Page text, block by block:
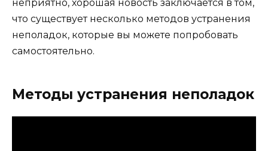
неприятно, хорошая новость заключается в том,
что существует несколько методов устранения
неполадок, которые вы можете попробовать
самостоятельно.
Методы устранения неполадок